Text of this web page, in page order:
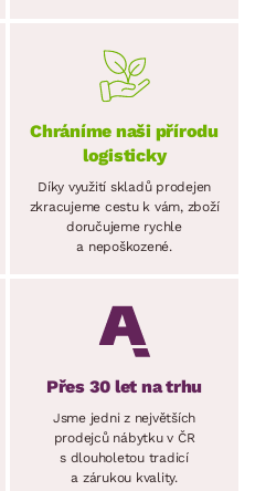
Chráníme naši přírodu
logisticky
Díky využití skladů prodejen
zkracujeme cestu k vám, zboží
doručujeme rychle
a nepoškozené.
Přes 30 let na trhu
Jsme jedni z největších
prodejců nábytku v ČR
s dlouholetou tradicí
a zárukou kvality.